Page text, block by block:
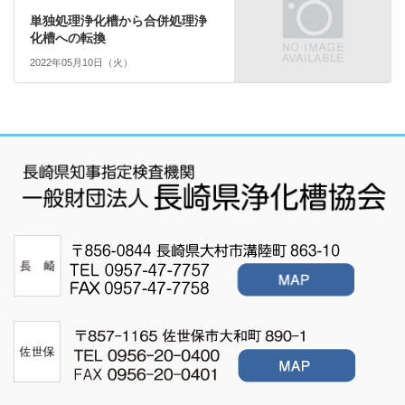
単独処理浄化槽から合併処理浄
化槽への転換
2022年05月10日（火）